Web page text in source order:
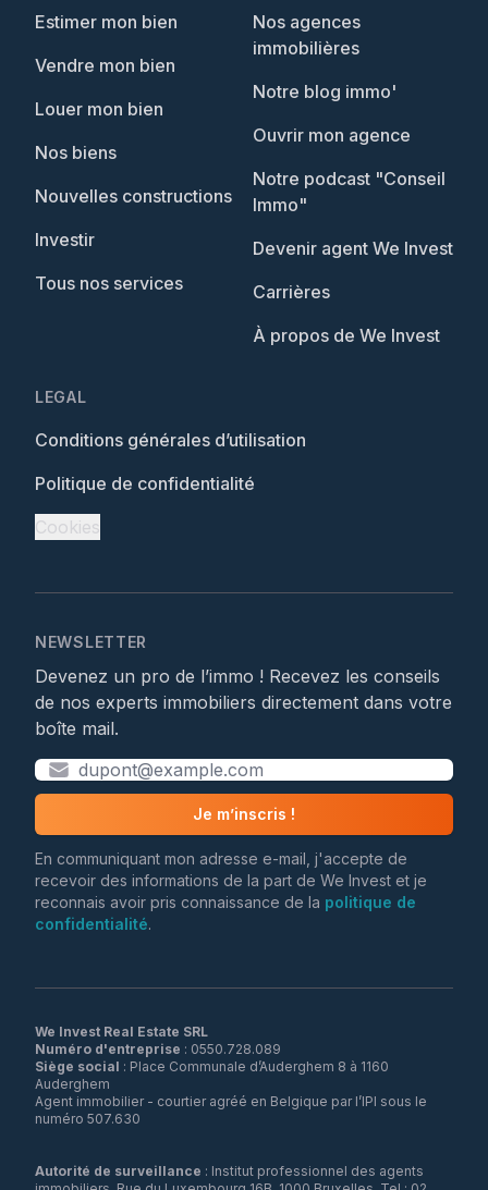
Estimer mon bien
Vendre mon bien
Louer mon bien
Nos biens
Nouvelles constructions
Investir
Tous nos services
Nos agences
immobilières
Notre blog immo'
Ouvrir mon agence
Notre podcast "Conseil
Immo"
Devenir agent We Invest
Carrières
À propos de We Invest
LEGAL
Conditions générales d’utilisation
Politique de confidentialité
Cookies
NEWSLETTER
Devenez un pro de l’immo ! Recevez les conseils
de nos experts immobiliers directement dans votre
boîte mail.
Je m’inscris !
En communiquant mon adresse e-mail, j'accepte de
recevoir des informations de la part de We Invest et je
reconnais avoir pris connaissance de la politique de
confidentialité.
We Invest Real Estate SRL
Numéro d'entreprise
Siège social : Place Communale d’Auderghem 8 à 1160
Auderghem
Agent immobilier - courtier agréé en Belgique par l’IPI sous le
numéro 507.630
Autorité de surveillance : Institut professionnel des agents